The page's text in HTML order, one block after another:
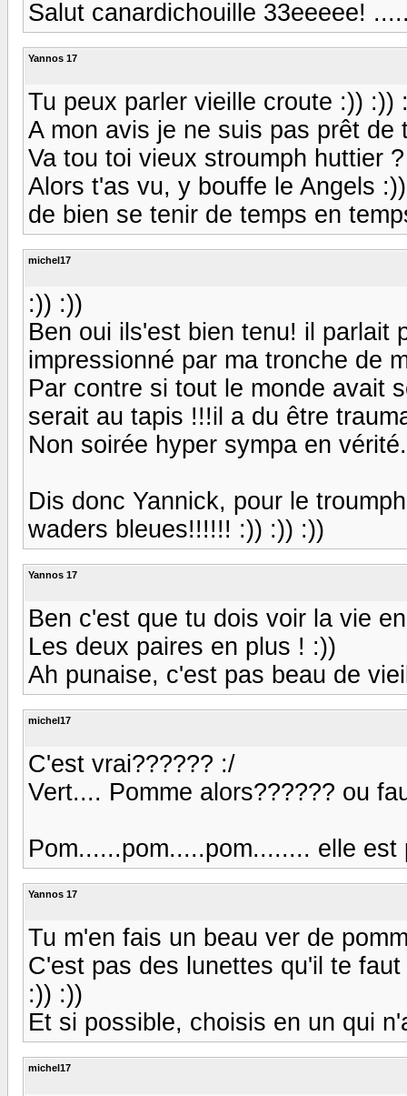
Salut canardichouille 33eeeee!
Yannos 17
Tu peux parler vieille croute :)) :))
A mon avis je ne suis pas prêt de
Va tou toi vieux stroumph huttier
Alors t'as vu, y bouffe le Angels
de bien se tenir de temps en
michel17
:)) :))
Ben oui ils'est bien tenu! il parlait
impressionné par ma tronche de
Par contre si tout le monde avait
serait au tapis !!!il a du être
Non soirée hyper sympa en
Dis donc Yannick, pour le
waders bleues!!!!!! :)) :)) :))
Yannos 17
Ben c'est que tu dois voir la vie
Les deux paires en plus ! :))
Ah punaise, c'est pas beau de
michel17
C'est vrai?????? :/
Vert.... Pomme alors?????? ou
Pom......pom.....pom........ elle
Yannos 17
Tu m'en fais un beau ver de
C'est pas des lunettes qu'il te
:)) :))
Et si possible, choisis en un qui
michel17